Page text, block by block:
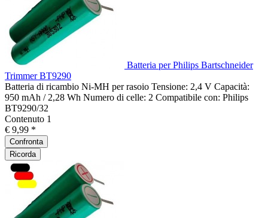
Batteria per Philips Bartschneider
Trimmer BT9290
Batteria di ricambio Ni-MH per rasoio Tensione: 2,4 V Capacità:
950 mAh / 2,28 Wh Numero di celle: 2 Compatibile con: Philips
BT9290/32
Contenuto 1
€ 9,99 *
Confronta
Ricorda